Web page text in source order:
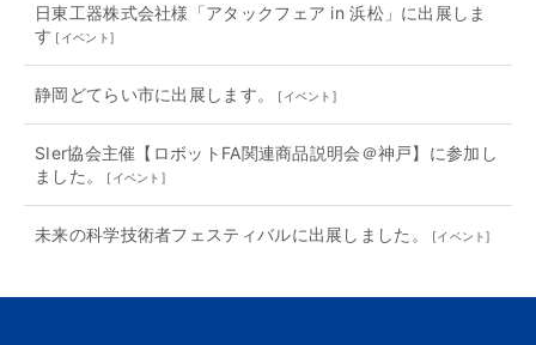
日東工器株式会社様「アタックフェア in 浜松」に出展しま
す [イベント]
静岡どてらい市に出展します。 [イベント ]
SIer協会主催【ロボットFA関連商品説明会＠神戸】に参加し
ました。
[イベント ]
未来の科学技術者フェスティバルに出展しました。 [イベント]